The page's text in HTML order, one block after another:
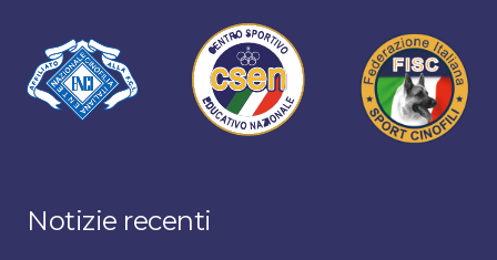
Notizie recenti